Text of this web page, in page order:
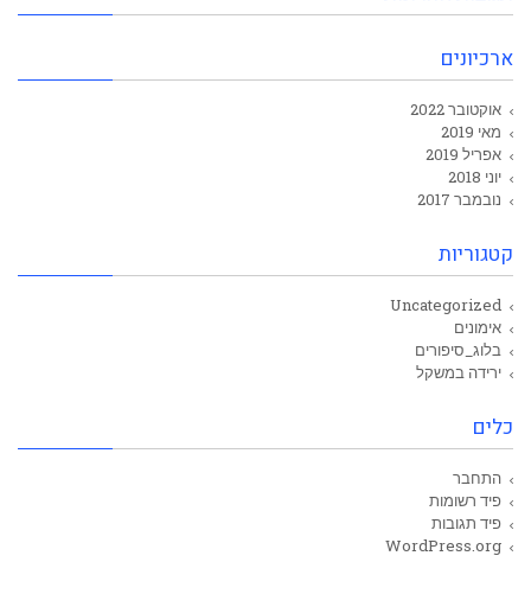
ארכיונים
אוקטובר 2022
מאי 2019
אפריל 2019
יוני 2018
נובמבר 2017
קטגוריות
Uncategorized
אימונים
בלוג_סיפורים
ירידה במשקל
כלים
התחבר
פיד רשומות
פיד תגובות
WordPress.org